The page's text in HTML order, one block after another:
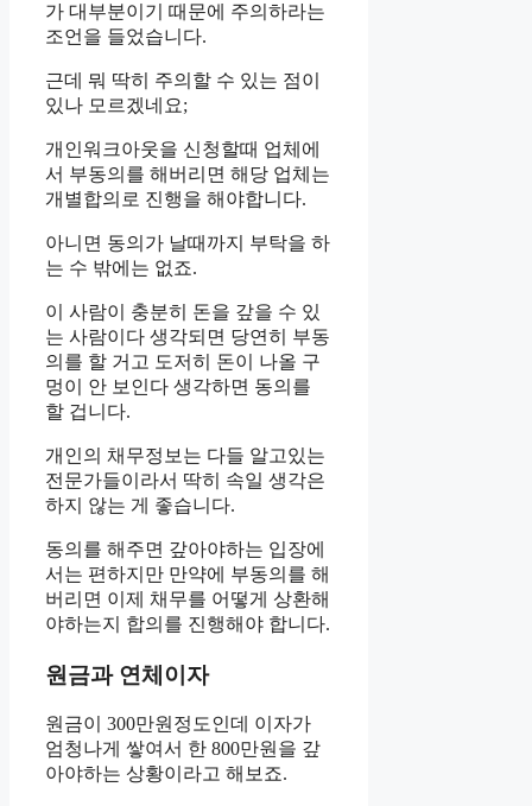
가 대부분이기 때문에 주의하라는
조언을 들었습니다.
근데 뭐 딱히 주의할 수 있는 점이
있나 모르겠네요;
개인워크아웃을 신청할때 업체에
서 부동의를 해버리면 해당 업체는
개별합의로 진행을 해야합니다.
아니면 동의가 날때까지 부탁을 하
는 수 밖에는 없죠.
이 사람이 충분히 돈을 갚을 수 있
는 사람이다 생각되면 당연히 부동
의를 할 거고 도저히 돈이 나올 구
멍이 안 보인다 생각하면 동의를
할 겁니다.
개인의 채무정보는 다들 알고있는
전문가들이라서 딱히 속일 생각은
하지 않는 게 좋습니다.
동의를 해주면 갚아야하는 입장에
서는 편하지만 만약에 부동의를 해
버리면 이제 채무를 어떻게 상환해
야하는지 합의를 진행해야 합니다.
원금과 연체이자
원금이 300만원정도인데 이자가
엄청나게 쌓여서 한 800만원을 갚
아야하는 상황이라고 해보죠.